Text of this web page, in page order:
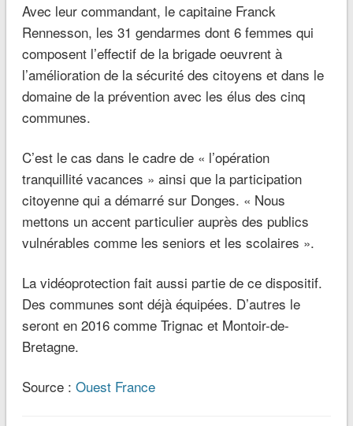
Avec leur commandant, le capitaine Franck
Rennesson, les 31 gendarmes dont 6 femmes qui
composent l’effectif de la brigade oeuvrent à
l’amélioration de la sécurité des citoyens et dans le
domaine de la prévention avec les élus des cinq
communes.
C’est le cas dans le cadre de « l’opération
tranquillité vacances » ainsi que la participation
citoyenne qui a démarré sur Donges. « Nous
mettons un accent particulier auprès des publics
vulnérables comme les seniors et les scolaires ».
La vidéoprotection fait aussi partie de ce dispositif.
Des communes sont déjà équipées. D’autres le
seront en 2016 comme Trignac et Montoir-de-
Bretagne.
Source : Ouest France